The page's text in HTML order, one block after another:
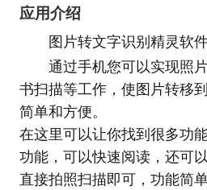
应用介绍
图片转文字识别精灵软
通过手机您可以实现照
书扫描等工作，使图片转移
简单和方便。
在这里可以让你找到很多功
功能，可以快速阅读，还可
直接拍照扫描即可，功能简单